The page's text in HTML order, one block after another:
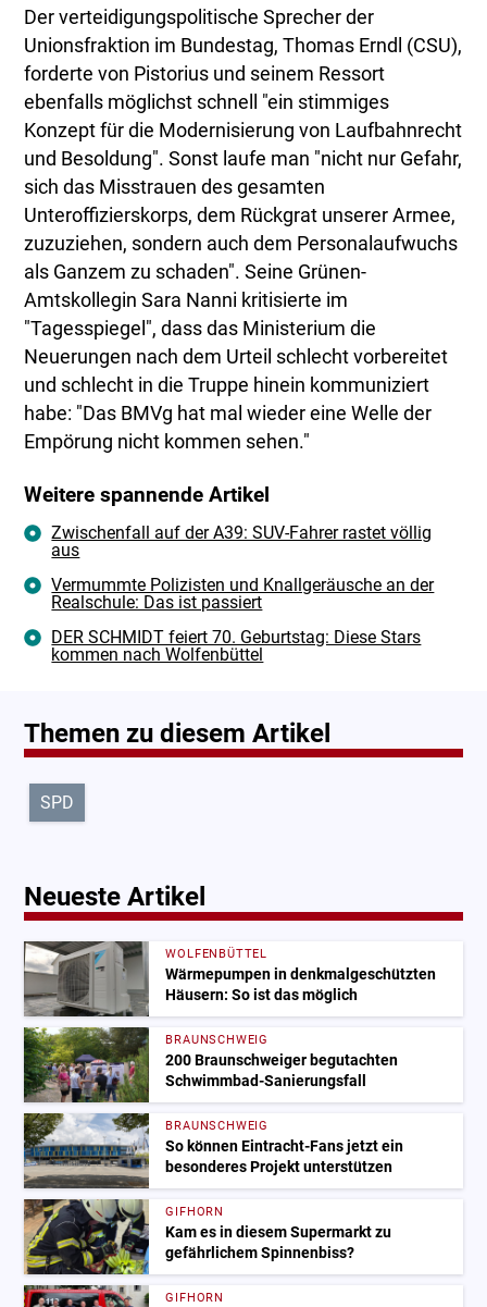
Der verteidigungspolitische Sprecher der
Unionsfraktion im Bundestag, Thomas Erndl (CSU),
forderte von Pistorius und seinem Ressort
ebenfalls möglichst schnell "ein stimmiges
Konzept für die Modernisierung von Laufbahnrecht
und Besoldung". Sonst laufe man "nicht nur Gefahr,
sich das Misstrauen des gesamten
Unteroffizierskorps, dem Rückgrat unserer Armee,
zuzuziehen, sondern auch dem Personalaufwuchs
als Ganzem zu schaden". Seine Grünen-
Amtskollegin Sara Nanni kritisierte im
"Tagesspiegel", dass das Ministerium die
Neuerungen nach dem Urteil schlecht vorbereitet
und schlecht in die Truppe hinein kommuniziert
habe: "Das BMVg hat mal wieder eine Welle der
Empörung nicht kommen sehen."
Weitere spannende Artikel
Zwischenfall auf der A39: SUV-Fahrer rastet völlig
aus
Vermummte Polizisten und Knallgeräusche an der
Realschule: Das ist passiert
DER SCHMIDT feiert 70. Geburtstag: Diese Stars
kommen nach Wolfenbüttel
Themen zu diesem Artikel
SPD
Neueste Artikel
WOLFENBÜTTEL
Wärmepumpen in denkmalgeschützten
Häusern: So ist das möglich
BRAUNSCHWEIG
200 Braunschweiger begutachten
Schwimmbad-Sanierungsfall
BRAUNSCHWEIG
So können Eintracht-Fans jetzt ein
besonderes Projekt unterstützen
GIFHORN
Kam es in diesem Supermarkt zu
gefährlichem Spinnenbiss?
GIFHORN